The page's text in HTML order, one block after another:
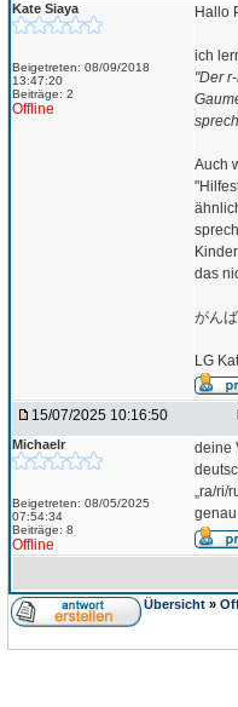
Kate Siaya
Beigetreten: 08/09/2018
13:47:20
Beiträge: 2
Offline
Hallo
ich
"Der
Auch
das
がんば
LG
15/07/2025 10:16:50
Michaelr
Beigetreten: 08/05/2025
07:54:34
Beiträge: 8
Offline
deine
„ra/ri/
genau
Übersicht »